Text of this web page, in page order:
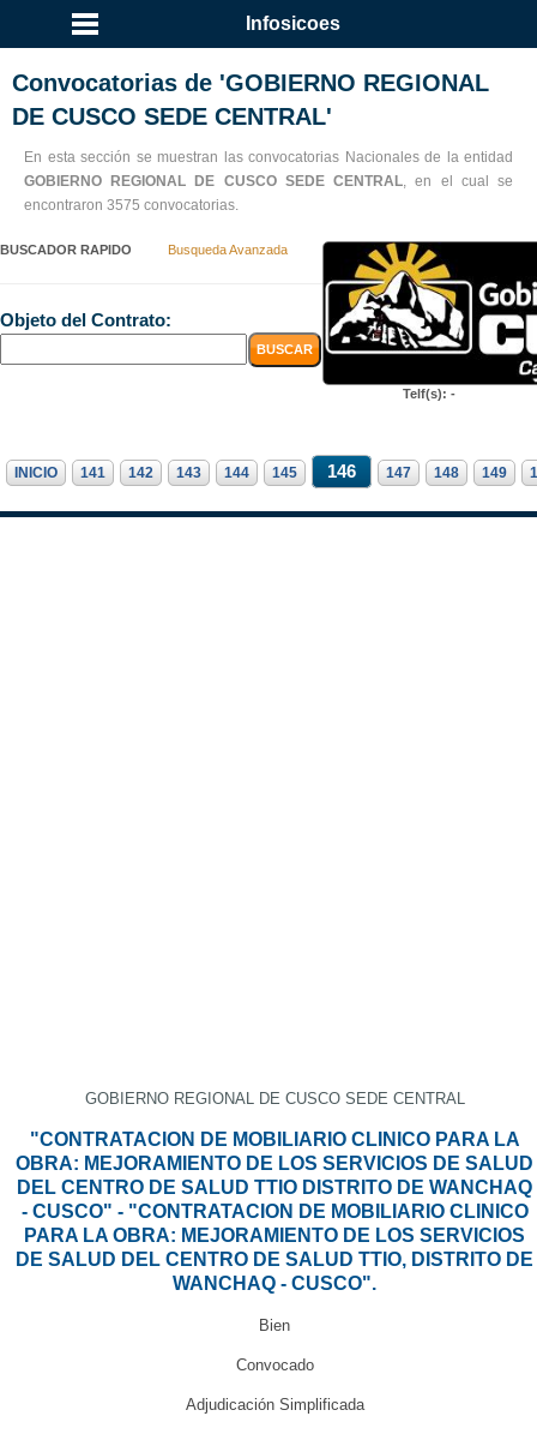
Infosicoes
Convocatorias de 'GOBIERNO REGIONAL
DE CUSCO SEDE CENTRAL'
En esta sección se muestran las convocatorias Nacionales de la entidad
GOBIERNO REGIONAL DE CUSCO SEDE CENTRAL, en el cual se
encontraron 3575 convocatorias.
BUSCADOR RAPIDO Busqueda Avanzada
Objeto del Contrato:
Telf(s): -
INICIO 141 142 143 144 145 146 147 148 149
GOBIERNO REGIONAL DE CUSCO SEDE CENTRAL
"CONTRATACION DE MOBILIARIO CLINICO PARA LA
OBRA: MEJORAMIENTO DE LOS SERVICIOS DE SALUD
DEL CENTRO DE SALUD TTIO DISTRITO DE WANCHAQ
- CUSCO" - "CONTRATACION DE MOBILIARIO CLINICO
PARA LA OBRA: MEJORAMIENTO DE LOS SERVICIOS
DE SALUD DEL CENTRO DE SALUD TTIO, DISTRITO DE
WANCHAQ - CUSCO".
Bien
Convocado
Adjudicación Simplificada